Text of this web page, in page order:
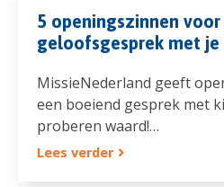
5 openingszinnen
geloofsgesprek met je
MissieNederland geeft
een boeiend gesprek met
proberen waard!…
Lees verder